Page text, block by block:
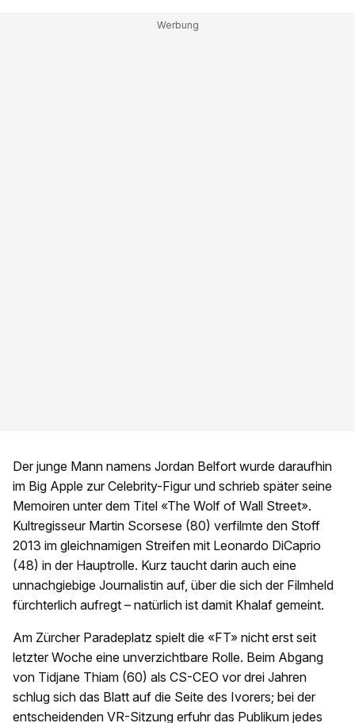
Der junge Mann namens Jordan Belfort wurde daraufhin
im Big Apple zur Celebrity-Figur und schrieb später seine
Memoiren unter dem Titel «The Wolf of Wall Street».
Kultregisseur Martin Scorsese (80) verfilmte den Stoff
2013 im gleichnamigen Streifen mit Leonardo DiCaprio
(48) in der Hauptrolle. Kurz taucht darin auch eine
unnachgiebige Journalistin auf, über die sich der Filmheld
fürchterlich aufregt – natürlich ist damit Khalaf gemeint.
Am Zürcher Paradeplatz spielt die «FT» nicht erst seit
letzter Woche eine unverzichtbare Rolle. Beim Abgang
von Tidjane Thiam (60) als CS-CEO vor drei Jahren
schlug sich das Blatt auf die Seite des Ivorers; bei der
entscheidenden VR-Sitzung erfuhr das Publikum jedes